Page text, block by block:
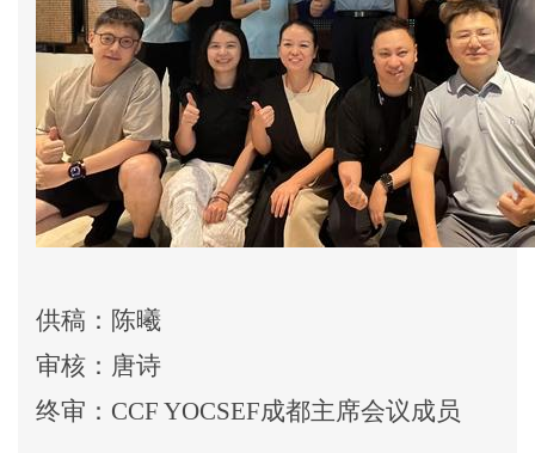
供稿：陈曦
审核：唐诗
终审： CCF YOCSEF成都主席会议成员